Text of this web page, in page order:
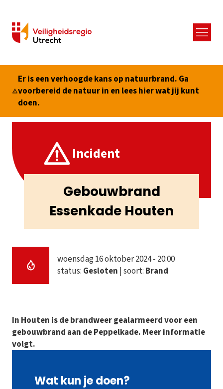
Menu
Er is een verhoogde kans op natuurbrand. Ga
voorbereid de natuur in en lees hier wat jij kunt
doen.
Incident
Gebouwbrand
Essenkade Houten
woensdag 16 oktober 2024 - 20:00
status: Gesloten | soort: Brand
In Houten is de brandweer gealarmeerd voor een
gebouwbrand aan de Peppelkade. Meer informatie
volgt.
Wat kun je doen?